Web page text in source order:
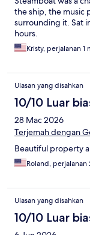
the ship, the music
surrounding it. Sat
hours.
Kristy, perjalanan 1
Ulasan yang disahkan
10/10 Luar
28 Mac 2026
Terjemah dengan
Beautiful property
Roland, perjalanan
Ulasan yang disahkan
10/10 Luar